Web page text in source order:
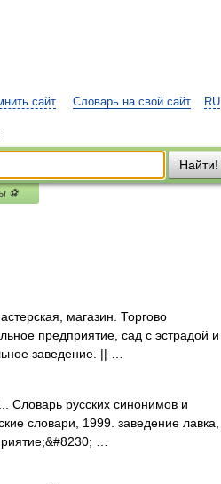
RU
сайт Словарь на свой сайт
Найти!
⚽
магазин. Торгово
предприятие, сад с эстрадой и
заведение. || …
русских синонимов и
словари, 1999. заведение лавка,
…